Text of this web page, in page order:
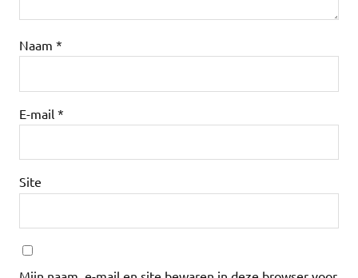
Naam *
E-mail *
Site